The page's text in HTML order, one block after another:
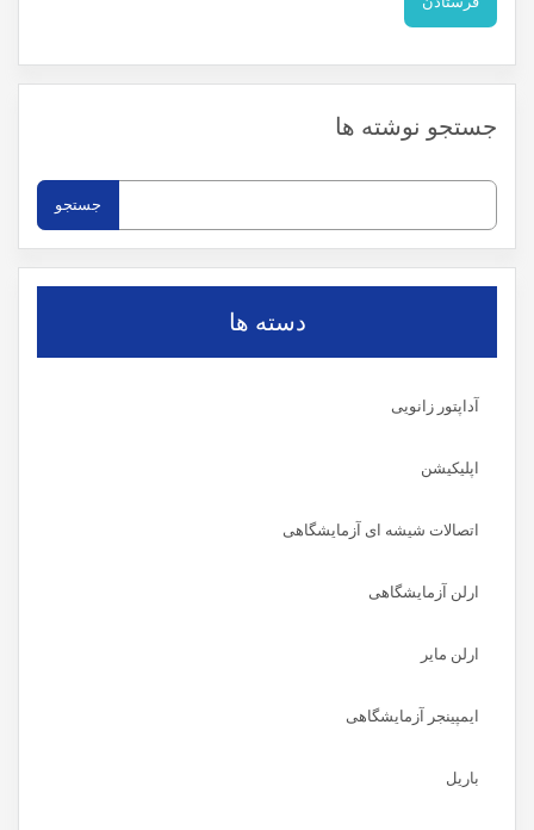
جستجو نوشته ها
برای:
دسته ها
آداپتور زانویی
اپلیکیشن
اتصالات شیشه ای آزمایشگاهی
ارلن آزمایشگاهی
ارلن مایر
ایمپینجر آزمایشگاهی
باریل